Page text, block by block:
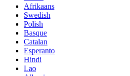
Afrikaans
Swedish
Polish
Basque
Catalan
Esperanto
Hindi
Lao